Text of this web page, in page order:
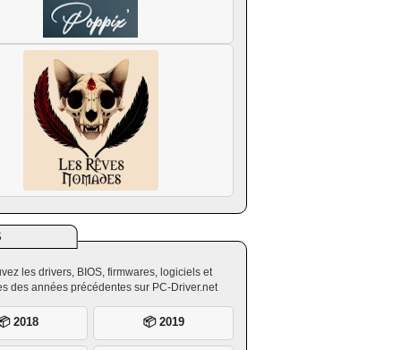
les drivers, BIOS, firmwares, logiciels et
des années précédentes sur PC-Driver.net
2018 📦 2019